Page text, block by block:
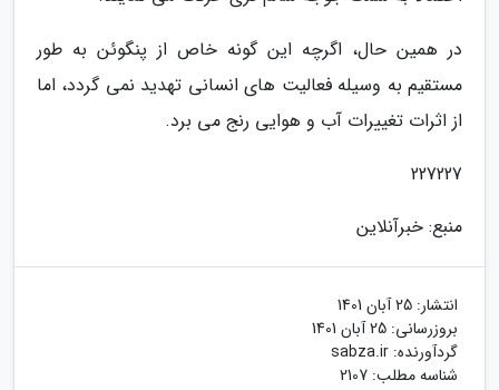
در همین حال، اگرچه این گونه خاص از پنگوئن به طور
مستقیم به وسیله فعالیت های انسانی تهدید نمی گردد، اما
از اثرات تغییرات آب و هوایی رنج می برد.
227227
منبع: خبرآنلاین
انتشار: 25 آبان 1401
بروزرسانی: 25 آبان 1401
گردآورنده: sabza.ir
شناسه مطلب: 2107